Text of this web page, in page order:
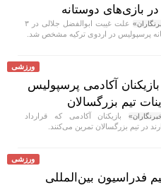
در بازی‌های دوستانه
علت غیبت ابوالفضل جلالی در ۳
پرسپولیس در اردوی ترکیه مشخص شد.
ورزشی
آکادمی پرسپولیس
تیم بزرگسالان
بازیکنان آکادمی که قرارداد
در تیم بزرگسالان تمرین می‌کنند.
ورزشی
فدراسیون بین‌المللی